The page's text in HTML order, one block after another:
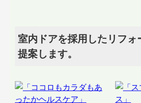
室内ドアを採用したリフォ
提案します。